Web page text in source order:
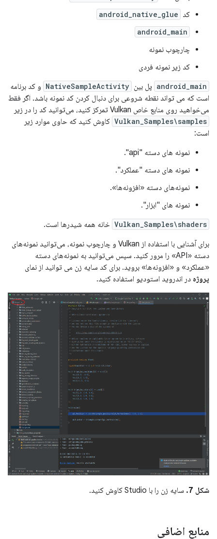
کد android_native_glue
android_main
چارچوب نمونه
کد زیر نمونه فردی
android_main پل بین NativeSampleActivity و کد برنامه
است که می تواند نقطه شروعی برای دنبال کردن کد نمونه باشد. اگر فقط
می‌خواهید روی منابع خاص Vulkan تمرکز کنید، می‌توانید کد را در زیر
Vulkan_Samples\samples کاوش کنید که حاوی موارد زیر
است:
نمونه های دسته "api".
نمونه های دسته "عملکرد".
نمونه‌های دسته «افزونه‌ها».
نمونه های "ابزار".
Vulkan_Samples\shaders خانه همه شیدرها است.
برای آشنایی با استفاده از Vulkan و چارچوب نمونه، می‌توانید نمونه‌های
دسته «API» را مرور کنید. سپس می‌توانید به نمونه‌های دسته
«عملکرد» و «افزونه‌ها» بروید. برای کد سایه زن می توانید از نمای
پروژه در اندروید استودیو استفاده کنید.
شکل 7. سایه زن را با Studio کاوش کنید.
منابع اضافی